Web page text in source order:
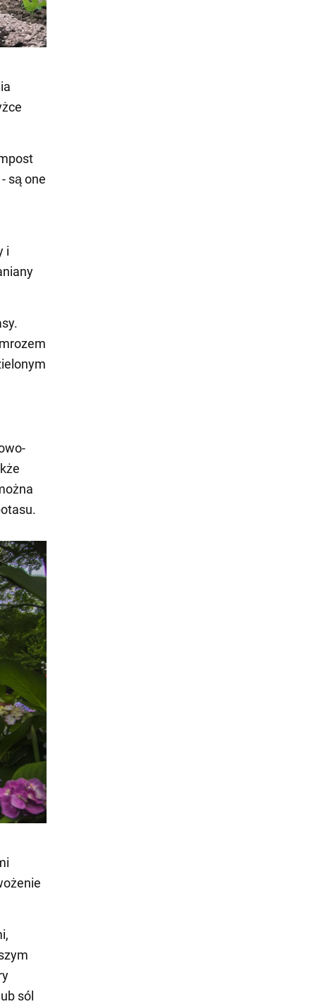
są one
i
sól